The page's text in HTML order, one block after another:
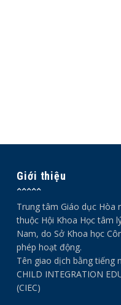
Giới thiệu
Trung tâm Giáo dục Hòa
thuộc Hội Khoa Học tâm
Nam, do Sở Khoa học
phép hoạt động.
Tên giao dịch bằng tiếng
CHILD INTEGRATION
(CIEC)